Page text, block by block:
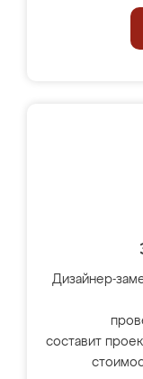
Дизайнер-
составит